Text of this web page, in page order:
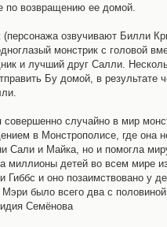
по возвращению ее домой.
(персонажа озвучивают Билли
монстрик c головой
и лучший друг Салли.
Бу домой, в результате
случайно в мир
в Монстрополисе, где она
Сали и Майка, но и помогла
а миллионы детей во всем мире
и оно позаимствовано у
было всего два с
Семёнова